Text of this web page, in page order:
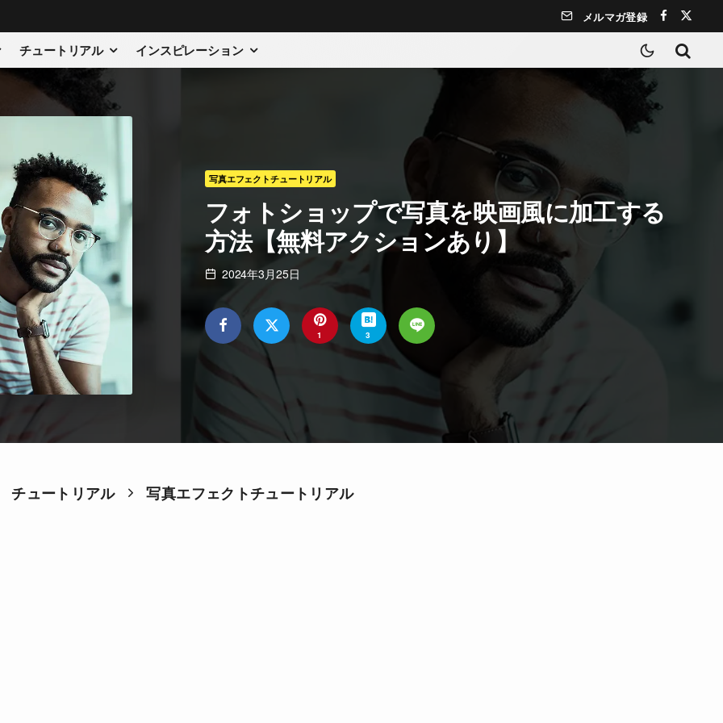
メルマガ登録
チュートリアル インスピレーション
写真エフェクトチュートリアル
フォトショップで写真を映画風に加工する
方法【無料アクションあり】
2024年3月25日
1 3
チュートリアル 写真エフェクトチュートリアル